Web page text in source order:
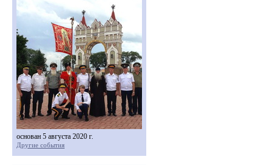
основан 5 августа 2020 г.
Другие события